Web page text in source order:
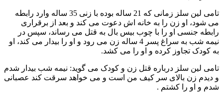
تامی لین سلز زمانی که 21 ساله بوده با زنی 35 ساله وارد رابطه
می شود، او زن را به خانه اش دعوت می کند و بعد از برقراری
رابطه جنسی او را با چوب بیس بال به قتل می رساند، سپس در
نیمه شب به سراغ پسر 4 ساله زن می رود و او را بیدار می کند، او
به کودک تجاوز کرده و او را می کشد.
تامی لین سلز درباره قتل زن و کودک می گوید: نیمه شب بیدار شدم
و دیدم زن بالای سر کیف من است و می خواهد سرقت کند عصبانی
شدم و او را کشتم .